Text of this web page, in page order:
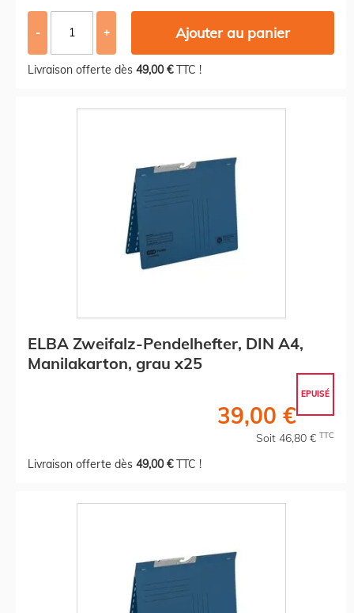
- + Ajouter au panier
Livraison offerte dès 49,00 €TTC !
ELBA Zweifalz-Pendelhefter, DIN A4,
Manilakarton, grau x25
EPUISÉ
39,00 €
Soit 46,80 € TTC
Livraison offerte dès 49,00 €TTC !